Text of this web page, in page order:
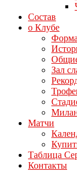
Состав
о Клубе
Форма
Зал
Матчи
Таблица
Контакты